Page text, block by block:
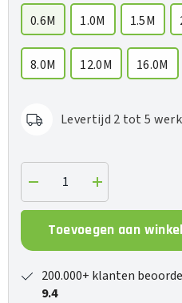
0.6M
1.0M 1.5M
8.0M 12.0M 16.0M
Levertijd 2 tot 5
Verlaag
de
hoeveelheid
voor
Evergreen
Verhoog
de
hoeveelheid
Evergreen
Toevoegen aan
200.000+ klanten
9.4